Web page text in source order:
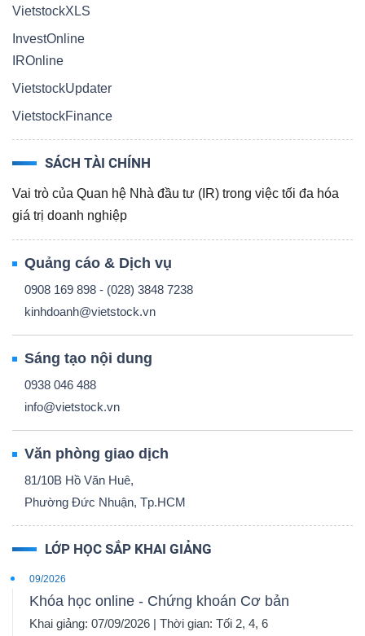
VietstockXLS
InvestOnline
IROnline
VietstockUpdater
VietstockFinance
SÁCH TÀI CHÍNH
Vai trò của Quan hệ Nhà đầu tư (IR) trong việc tối đa hóa
giá trị doanh nghiệp
Quảng cáo & Dịch vụ
0908 169 898 - (028) 3848 7238
kinhdoanh@vietstock.vn
Sáng tạo nội dung
0938 046 488
info@vietstock.vn
Văn phòng giao dịch
81/10B Hồ Văn Huê,
Phường Đức Nhuận, Tp.HCM
LỚP HỌC SẮP KHAI GIẢNG
09/2026
Khóa học online - Chứng khoán Cơ bản
Khai giảng: 07/09/2026 | Thời gian: Tối 2, 4, 6